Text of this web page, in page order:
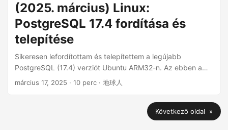
(2025. március) Linux:
PostgreSQL 17.4 fordítása és
telepítése
Sikeresen lefordítottam és telepítettem a legújabb
PostgreSQL (17.4) verziót Ubuntu ARM32-n. Az ebben a
cikkben szereplő parancsok főként a PostgreSQL hivatalos
ténylegesen teszteltem ebben a cikkben. ...
március 17, 2025 · 10 perc · 地球人
Következő oldal »